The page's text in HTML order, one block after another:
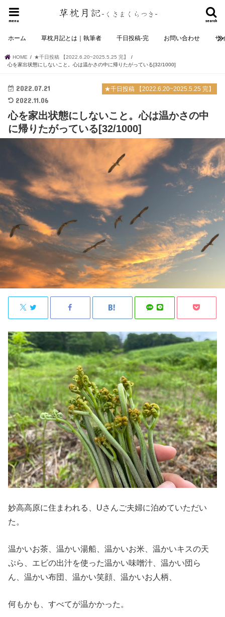
search
menu
ホーム 草枕月記とは｜執筆者 千日投稿-完 お問い合わせ サ
HOME
★千日投稿 【2022.6.20~2025.5.25 完】
心を家出状態にしないこと。心は温かさの中に帰りたがっている[32/1000]
★千日投稿 【2022.6.20~2025.5.25 完】
2022.07.21
2022.11.06
心を家出状態にしないこと。心は温かさの中
に帰りたがっている[32/1000]
妙高高原に住まわれる、Uさんご夫婦に泊めていただい
た。
温かいお茶、温かい湯船、温かいお米、温かいキスの天
ぷら、エビの出汁を使った温かい味噌汁、温かい団ら
ん、温かい布団、温かい笑顔、温かいお人柄、
何もかも、すべてが温かかった。